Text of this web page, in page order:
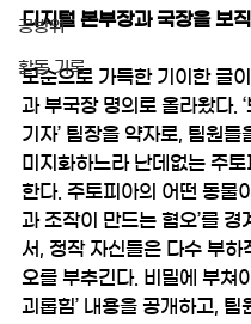
공방위
활동 기록
디지털 본부장과 국장을 보
모순으로 가득한 기이한 글
과 부국장 명의로 올라왔다.
기자’ 팀장을 약자로, 팀원들
미지화하느라 난데없는 주
한다. 주토피아의 어떤 동물
과 조작이 만드는 혐오’를 경
서, 정작 자신들은 다수 부하
오를 부추긴다. 비밀에 부쳐
괴롭힘’ 내용을 공개하고, 팀